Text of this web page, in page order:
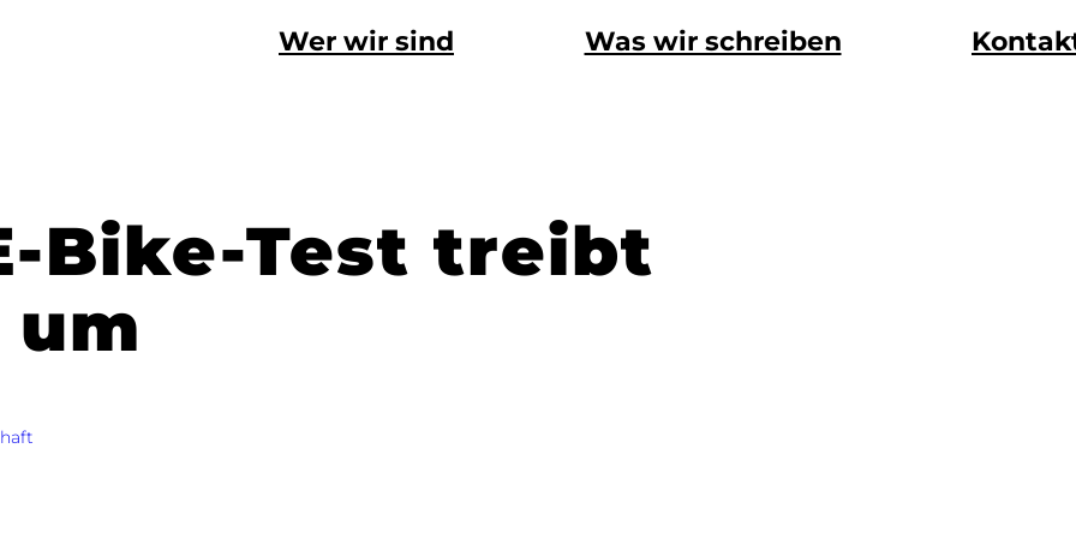
Wer wir sind Was wir schreiben
Bike-Test treibt
um